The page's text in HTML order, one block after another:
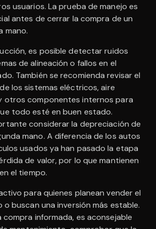
usuarios. La prueba de manejo es
antes de cerrar la compra de un
mano.
es posible detectar ruidos
de alineación o fallos en el
También se recomienda revisar el
los sistemas eléctricos, aire
otros componentes internos para
todo esté en buen estado.
considerar la depreciación de
mano. A diferencia de los autos
usados ya han pasado la etapa
de valor, por lo que mantienen
el tiempo.
para quienes planean vender el
buscan una inversión más estable.
compra informada, es aconsejable